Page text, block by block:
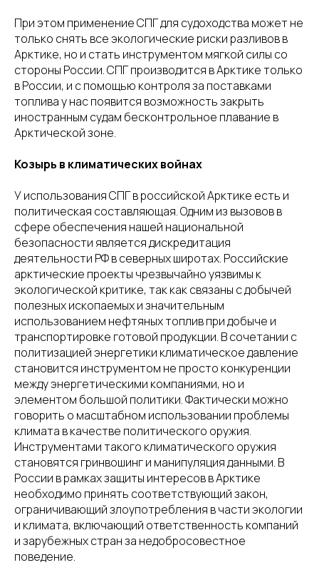
При этом применение СПГ для судоходства может не
только снять все экологические риски разливов в
Арктике, но и стать инструментом мягкой силы со
стороны России. СПГ производится в Арктике только
в России, и с помощью контроля за поставками
топлива у нас появится возможность закрыть
иностранным судам бесконтрольное плавание в
Арктической зоне.
Козырь в климатических войнах
У использования СПГ в российской Арктике есть и
политическая составляющая. Одним из вызовов в
сфере обеспечения нашей национальной
безопасности является дискредитация
деятельности РФ в северных широтах. Российские
арктические проекты чрезвычайно уязвимы к
экологической критике, так как связаны с добычей
полезных ископаемых и значительным
использованием нефтяных топлив при добыче и
транспортировке готовой продукции. В сочетании с
политизацией энергетики климатическое давление
становится инструментом не просто конкуренции
между энергетическими компаниями, но и
элементом большой политики. Фактически можно
говорить о масштабном использовании проблемы
климата в качестве политического оружия.
Инструментами такого климатического оружия
становятся гринвошинг и манипуляция данными. В
России в рамках защиты интересов в Арктике
необходимо принять соответствующий закон,
ограничивающий злоупотребления в части экологии
и климата, включающий ответственность компаний
и зарубежных стран за недобросовестное
поведение.